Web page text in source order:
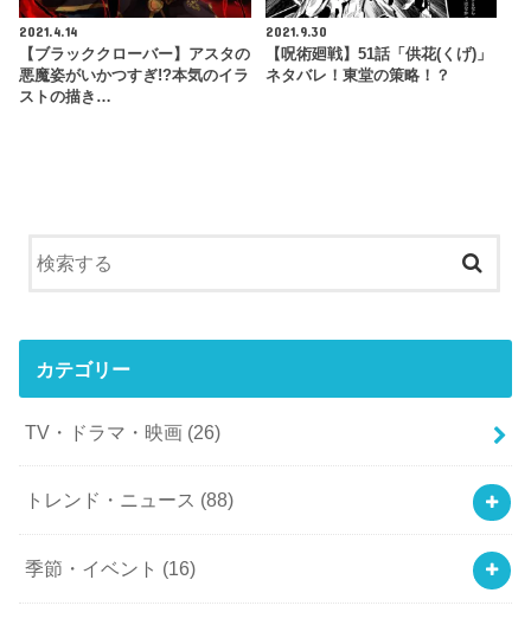
2021.4.14
【ブラッククローバー】アスタの
悪魔姿がいかつすぎ!?本気のイラ
ストの描き…
2021.9.30
【呪術廻戦】51話「供花(くげ)」
ネタバレ！東堂の策略！？
カテゴリー
TV・ドラマ・映画 (26)
トレンド・ニュース (88)
季節・イベント (16)